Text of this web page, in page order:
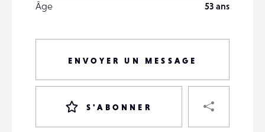
Âge
53 ans
ENVOYER UN MESSAGE
S'ABONNER